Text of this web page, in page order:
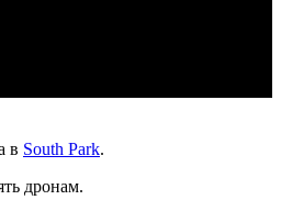
в South Park.
дронам.